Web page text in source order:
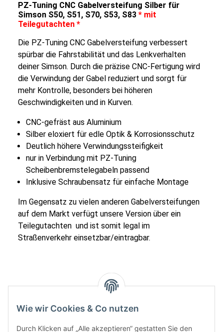
PZ-Tuning CNC Gabelversteifung Silber für
Simson S50, S51, S70, S53, S83 * mit
Teilegutachten *
Die PZ-Tuning CNC Gabelversteifung verbessert
spürbar die Fahrstabilität und das Lenkverhalten
deiner Simson. Durch die präzise CNC-Fertigung wird
die Verwindung der Gabel reduziert und sorgt für
mehr Kontrolle, besonders bei höheren
Geschwindigkeiten und in Kurven.
CNC-gefräst aus Aluminium
Silber eloxiert für edle Optik & Korrosionsschutz
Deutlich höhere Verwindungssteifigkeit
nur in Verbindung mit PZ-Tuning
Scheibenbremstelegabeln passend
Inklusive Schraubensatz für einfache Montage
Im Gegensatz zu vielen anderen Gabelversteifungen
auf dem Markt verfügt unsere Version über ein
Teilegutachten und ist somit legal im
Straßenverkehr einsetzbar/eintragbar.
Wie wir Cookies & Co nutzen
Durch Klicken auf „Alle akzeptieren“ gestatten Sie den